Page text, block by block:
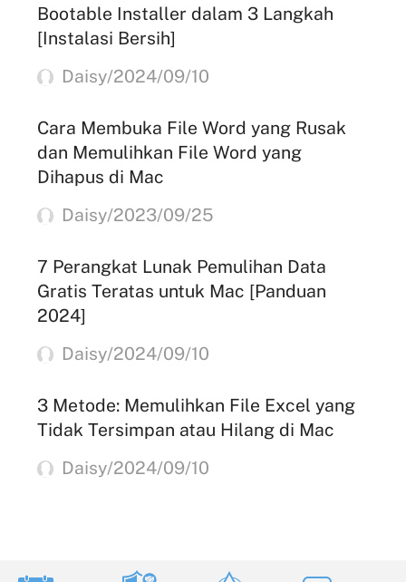
Bootable Installer dalam 3 Langkah
[Instalasi Bersih]
Daisy/2024/09/10
Cara Membuka File Word yang Rusak
dan Memulihkan File Word yang
Dihapus di Mac
Daisy/2023/09/25
7 Perangkat Lunak Pemulihan Data
Gratis Teratas untuk Mac [Panduan
2024]
Daisy/2024/09/10
3 Metode: Memulihkan File Excel yang
Tidak Tersimpan atau Hilang di Mac
Daisy/2024/09/10